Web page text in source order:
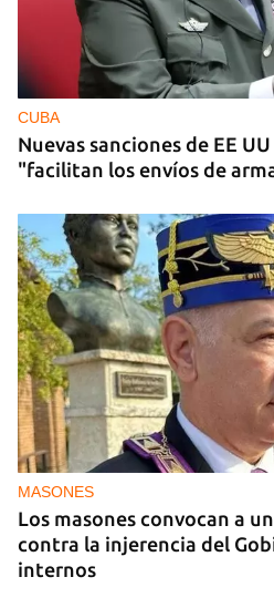
La hija de un diplomático
EE UU en 2003 está bajo
CUBA
Nuevas sanciones de EE
"facilitan los envíos de
MASONES
Los masones convocan a
contra la injerencia del
internos